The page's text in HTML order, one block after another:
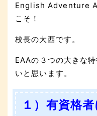
English Adventure
こそ！
校長の大西です。
EAAの３つの大きな
いと思います。
１）有資格